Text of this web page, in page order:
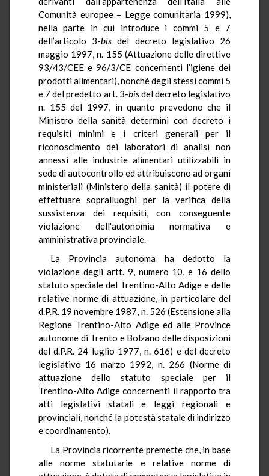
Comunità europee – Legge comunitaria 1999),
nella parte in cui introduce i commi 5 e 7
dell’articolo 3-bis del decreto legislativo 26
maggio 1997, n. 155 (Attuazione delle direttive
93/43/CEE e 96/3/CE concernenti l’igiene dei
prodotti alimentari), nonché degli stessi commi 5
e 7 del predetto art. 3-bisdel decreto legislativo
n. 155 del 1997, in quanto prevedono che il
Ministro della sanità determini con decreto i
requisiti minimi e i criteri generali per il
riconoscimento dei laboratori di analisi non
annessi alle industrie alimentari utilizzabili in
sede di autocontrollo ed attribuiscono ad organi
ministeriali (Ministero della sanità) il potere di
effettuare sopralluoghi per la verifica della
sussistenza dei requisiti, con conseguente
violazione dell'autonomia normativa e
amministrativa provinciale.
La Provincia autonoma ha dedotto la
violazione degli artt. 9, numero 10, e 16 dello
statuto speciale del Trentino-Alto Adige e delle
relative norme di attuazione, in particolare del
d.P.R. 19 novembre 1987, n. 526 (Estensione alla
Regione Trentino-Alto Adige ed alle Province
autonome di Trento e Bolzano delle disposizioni
del d.P.R. 24 luglio 1977, n. 616) e del decreto
legislativo 16 marzo 1992, n. 266 (Norme di
attuazione dello statuto speciale per il
Trentino-Alto Adige concernenti il rapporto tra
atti legislativi statali e leggi regionali e
provinciali, nonché la potestà statale di indirizzo
e coordinamento).
La Provincia ricorrente premette che, in base
alle norme statutarie e relative norme di